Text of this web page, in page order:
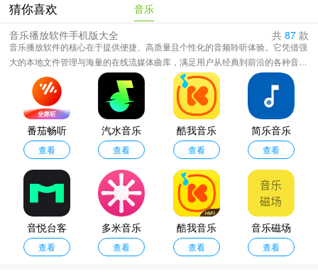
猜你喜欢
音乐
音乐播放软件手机版大全
共 87 款
音乐播放软件的核心在于提供便捷、高质量且个性化的音频聆听体验。它凭借强
大的本地文件管理与海量的在线流媒体曲库，满足用户从经典到前沿的各种音乐
需求。其核心魅力在于智能算法，能够根据用户的收听习惯生成专属歌单，精准
推荐可能喜爱的新音乐。高品质的音频解码与音效增强技术保障了听觉享受。同
时，精心设计的播放列表、歌词同步、跨设备无缝衔接以及社交分享功能，共同
构建了一个集发现、欣赏、管理于一体的个人移动音乐中心，让音乐随时随地陪
伴用户。
番茄畅听
音乐版
查看
汽水音乐
免费听歌
查看
酷我音乐
盒车机版
查看
简乐音乐
1.4.1
查看
音悦台客
户端
查看
多米音乐
播放器
查看
酷我音乐
盒免费版
查看
音乐磁场
查看